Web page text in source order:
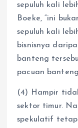
sepuluh kali
Boeke, “ini
sepuluh kali
bisnisnya
banteng
pacuan
(4) Hampir
sektor timur.
spekulatif tetap